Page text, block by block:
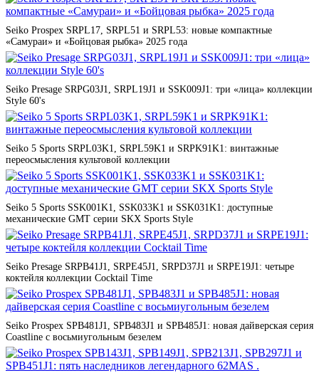
Seiko Prospex SRPL17, SRPL51 и SRPL53: новые компактные
«Самураи» и «Бойцовая рыбка» 2025 года
Seiko Presage SRPG03J1, SRPL19J1 и SSK009J1: три «лица» коллекции
Style 60's
Seiko 5 Sports SRPL03K1, SRPL59K1 и SRPK91K1: винтажные
переосмысления культовой коллекции
Seiko 5 Sports SSK001K1, SSK033K1 и SSK031K1: доступные
механические GMT серии SKX Sports Style
Seiko Presage SRPB41J1, SRPE45J1, SRPD37J1 и SRPE19J1: четыре
коктейля коллекции Cocktail Time
Seiko Prospex SPB481J1, SPB483J1 и SPB485J1: новая дайверская серия
Coastline с восьмиугольным безелем